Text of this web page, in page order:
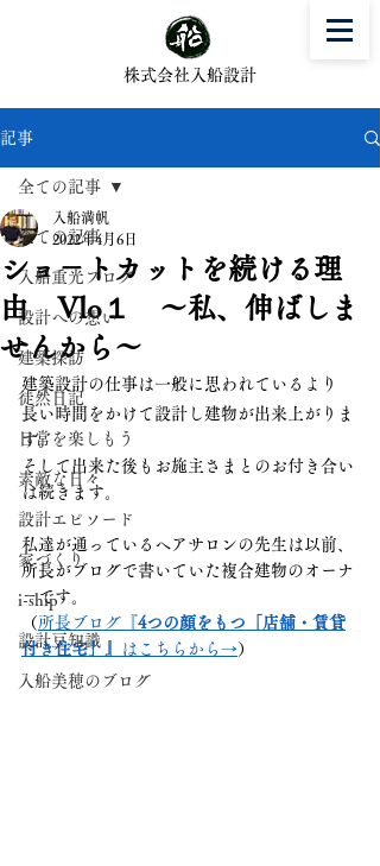
株式会社入船設計
記事
全ての記事
入船重光ブログ
設計への想い
建築探訪
徒然日記
日常を楽しもう
素敵な日々
設計エピソード
家づくり
i-ship
設計豆知識
入船美穂のブログ
全ての記事
ショ－トカットを続ける理
由 Vlo１ ～私、伸ばしま
せんから～
入船満帆
2022年4月6日
建築設計の仕事は一般に思われているより
長い時間をかけて設計し建物が出来上がりま
す。
そして出来た後もお施主さまとのお付き合い
は続きます。
私達が通っているヘアサロンの先生は以前、
所長がブログで書いていた複合建物のオーナ
－です。
（ 所長ブログ『 4つの顔をもつ「店舗・賃貸
付き住宅」』
はこちらから→ ）